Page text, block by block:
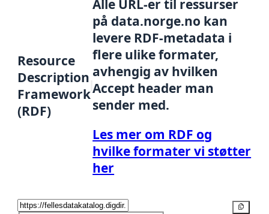
Resource
Description
Framework
(RDF)
Alle URL-er til ressurser
på data.norge.no kan
levere RDF-metadata i
flere ulike formater,
avhengig av hvilken
Accept header man
sender med.
Les mer om RDF og
hvilke formater vi støtter
her